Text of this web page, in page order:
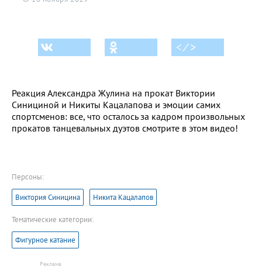
< ⁄ >
Реакция Александра Жулина на прокат Виктории
Синициной и Никиты Кацалапова и эмоции самих
спортсменов: все, что осталось за кадром произвольных
прокатов танцевальных дуэтов смотрите в этом видео!
Персоны:
Виктория Синицина Никита Кацалапов
Тематические категории:
Фигурное катание